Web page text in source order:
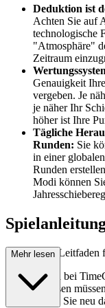
Deduktion ist
Achten Sie auf
technologische
"Atmosphäre"
Zeitraum
Genauigkeit
vergeben. Je
je näher Ihr
höher ist Ihre
Tägliche
Runden: Sie
in einer
Runden
Modi können
ollständiger Leitfaden
Willkommen bei
was Sie wissen
Sorge, wenn Sie neu
Mehr lesen